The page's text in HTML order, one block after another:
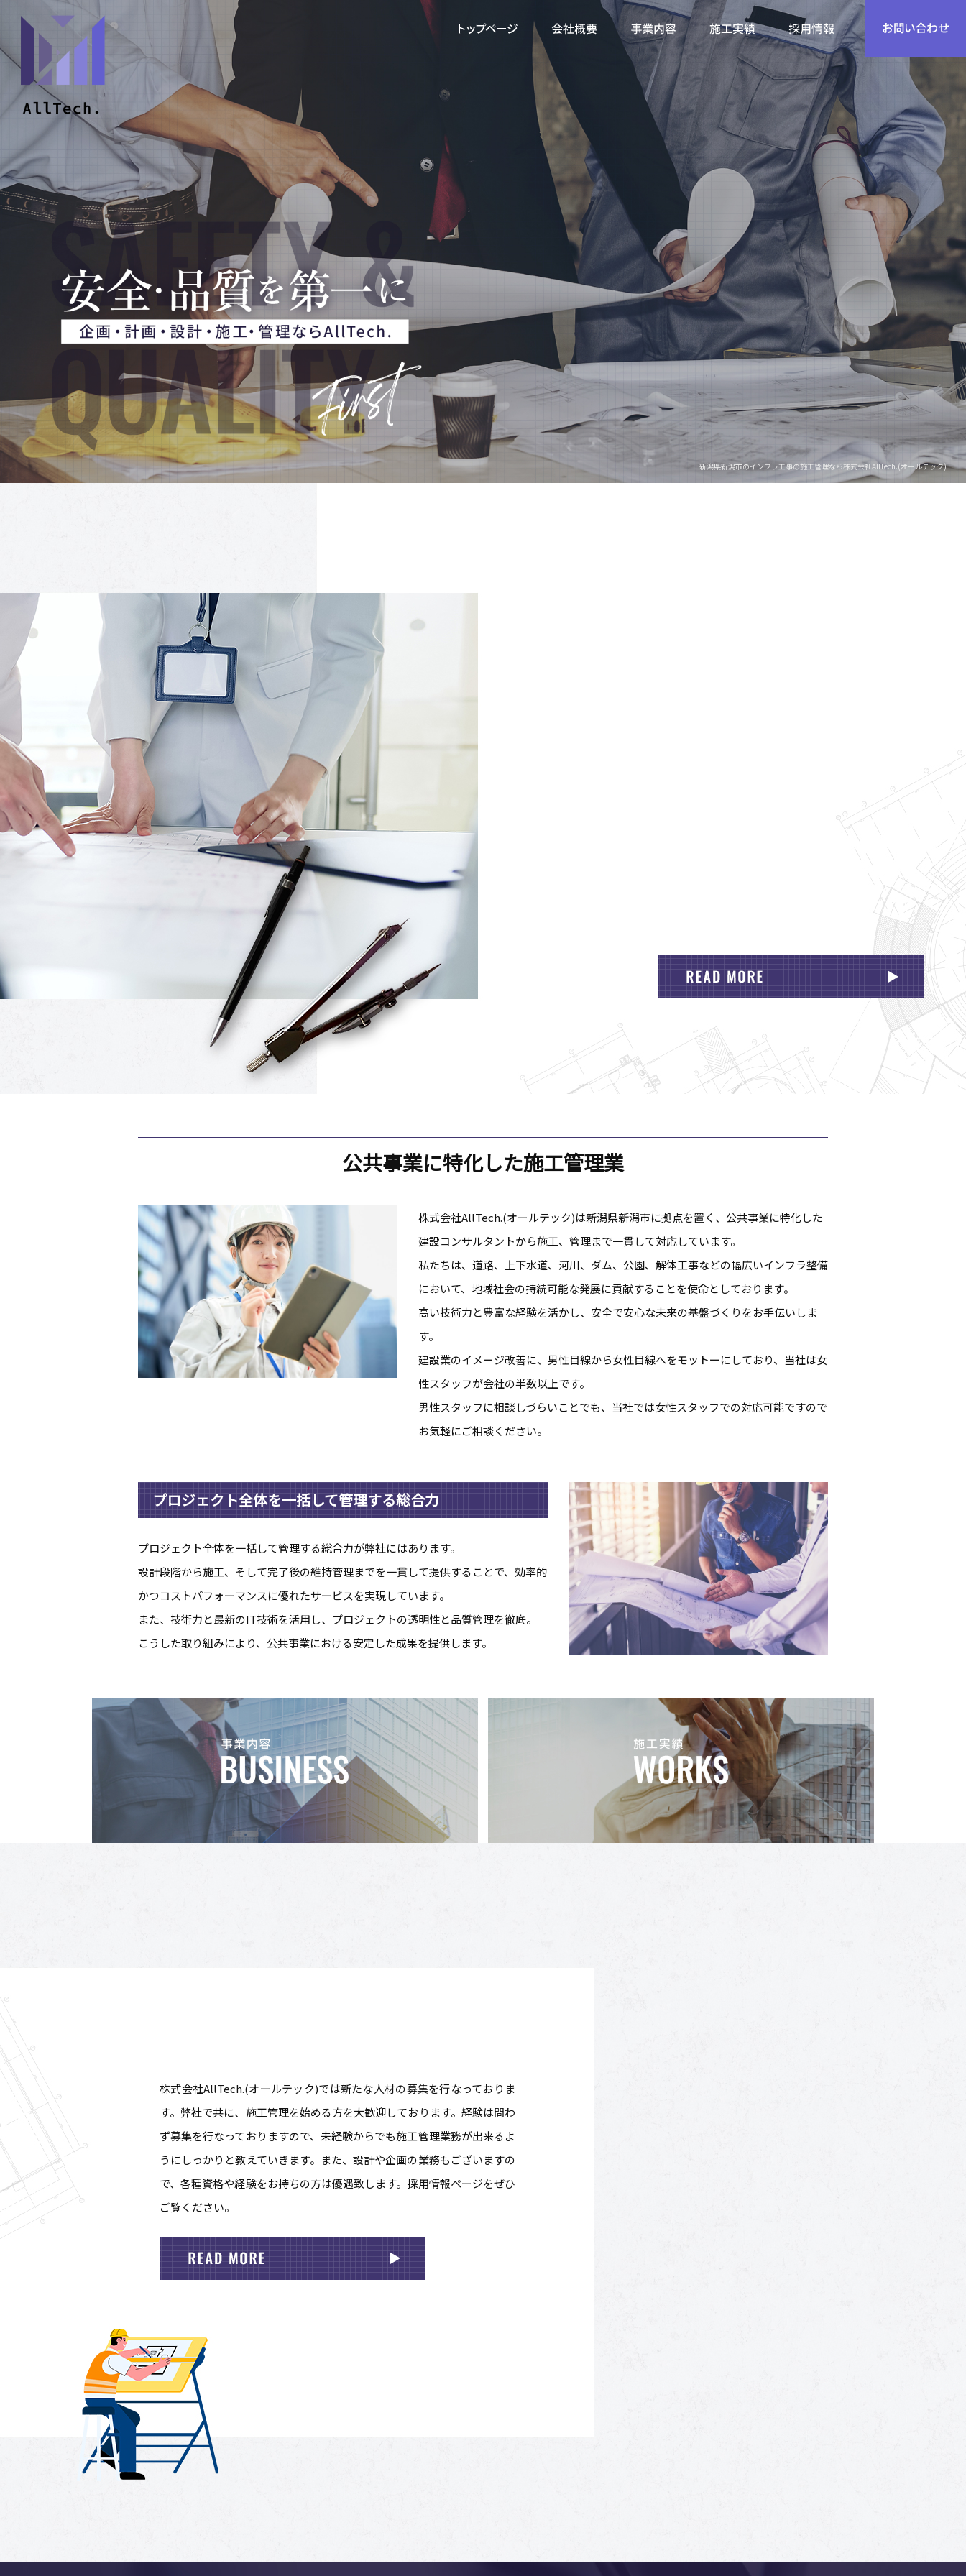
新潟県新潟市のインフラ工事の施工管理なら株式会社AllTech.(オールテック)
公共事業に特化した施工管理業
株式会社AllTech.(オールテック)は新潟県新潟市に拠点を置く、公共事業に特化した
建設コンサルタントから施工、管理まで一貫して対応しています。
私たちは、道路、上下水道、河川、ダム、公園、解体工事などの幅広いインフラ整備
において、地域社会の持続可能な発展に貢献することを使命としております。
高い技術力と豊富な経験を活かし、安全で安心な未来の基盤づくりをお手伝いしま
す。
建設業のイメージ改善に、男性目線から女性目線へをモットーにしており、当社は女
性スタッフが会社の半数以上です。
男性スタッフに相談しづらいことでも、当社では女性スタッフでの対応可能ですので
お気軽にご相談ください。
プロジェクト全体を一括して管理する総合力
プロジェクト全体を一括して管理する総合力が弊社にはあります。
設計段階から施工、そして完了後の維持管理までを一貫して提供することで、効率的
かつコストパフォーマンスに優れたサービスを実現しています。
また、技術力と最新のIT技術を活用し、プロジェクトの透明性と品質管理を徹底。
こうした取り組みにより、公共事業における安定した成果を提供します。
株式会社AllTech.(オールテック)では新たな人材の募集を行なっておりま
す。弊社で共に、施工管理を始める方を大歓迎しております。経験は問わ
ず募集を行なっておりますので、未経験からでも施工管理業務が出来るよ
うにしっかりと教えていきます。また、設計や企画の業務もございますの
で、各種資格や経験をお持ちの方は優遇致します。採用情報ページをぜひ
ご覧ください。